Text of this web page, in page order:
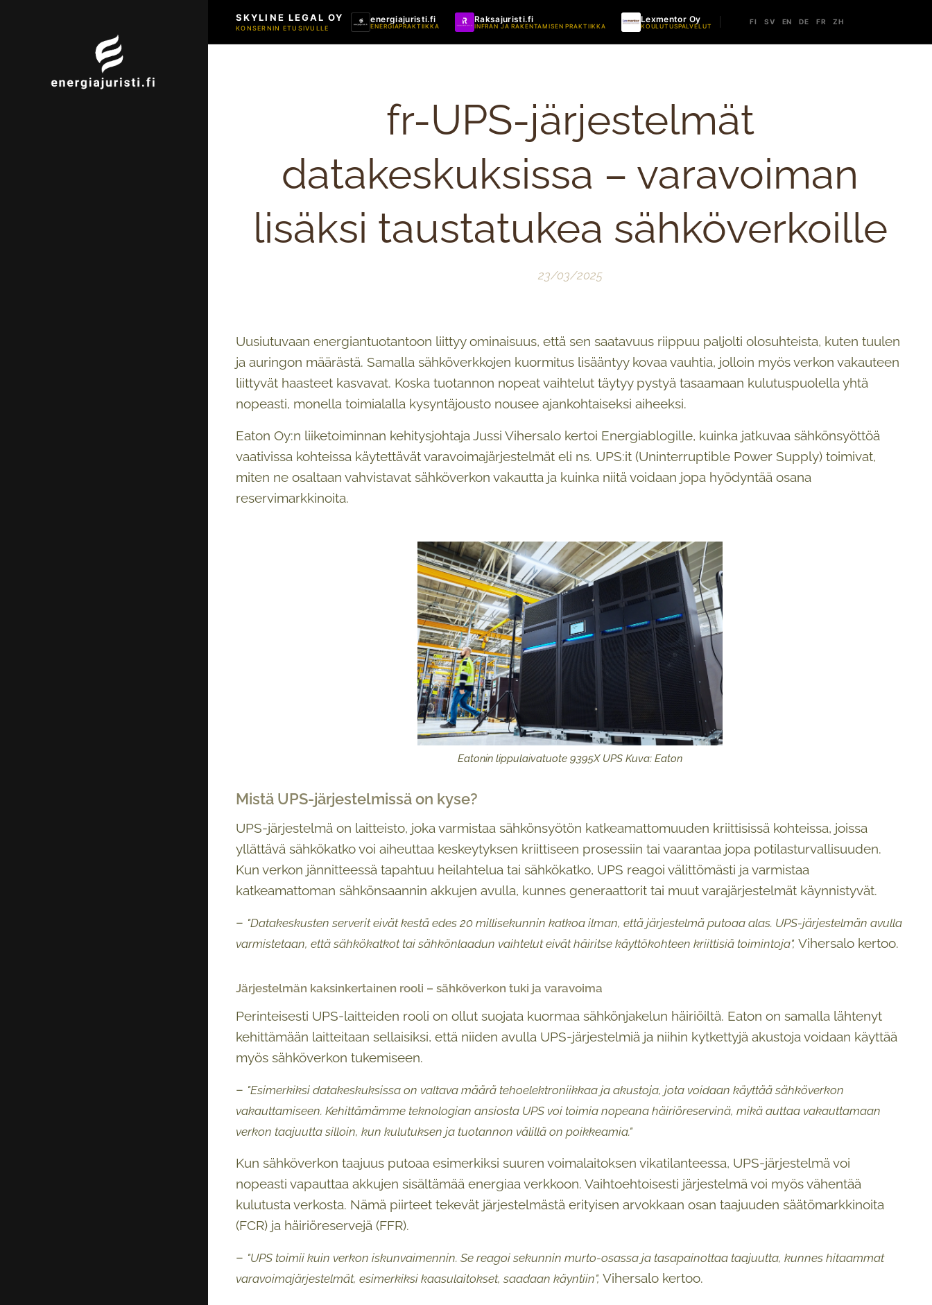
SKYLINE LEGAL OY
KONSERNIN ETUSIVULLE
energiajuristi.fi
ENERGIAPRAKTIIKKA
Raksajuristi.fi
INFRAN JA RAKENTAMISEN PRAKTIIKKA
Lexmentor Oy
KOULUTUSPALVELUT
FI SV EN DE FR ZH
fr-UPS-järjestelmät
datakeskuksissa – varavoiman
lisäksi taustatukea sähköverkoille
23/03/2025
Uusiutuvaan energiantuotantoon liittyy ominaisuus, että sen saatavuus riippuu paljolti olosuhteista, kuten tuulen
ja auringon määrästä. Samalla sähköverkkojen kuormitus lisääntyy kovaa vauhtia, jolloin myös verkon vakauteen
liittyvät haasteet kasvavat. Koska tuotannon nopeat vaihtelut täytyy pystyä tasaamaan kulutuspuolella yhtä
nopeasti, monella toimialalla kysyntäjousto nousee ajankohtaiseksi aiheeksi.
Eaton Oy:n liiketoiminnan kehitysjohtaja Jussi Vihersalo kertoi Energiablogille, kuinka jatkuvaa sähkönsyöttöä
vaativissa kohteissa käytettävät varavoimajärjestelmät eli ns. UPS:it (Uninterruptible Power Supply) toimivat,
miten ne osaltaan vahvistavat sähköverkon vakautta ja kuinka niitä voidaan jopa hyödyntää osana
reservimarkkinoita.
Eatonin lippulaivatuote 9395X UPS Kuva: Eaton
Mistä UPS-järjestelmissä on kyse?
UPS-järjestelmä on laitteisto, joka varmistaa sähkönsyötön katkeamattomuuden kriittisissä kohteissa, joissa
yllättävä sähkökatko voi aiheuttaa keskeytyksen kriittiseen prosessiin tai vaarantaa jopa potilasturvallisuuden.
Kun verkon jännitteessä tapahtuu heilahtelua tai sähkökatko, UPS reagoi välittömästi ja varmistaa
katkeamattoman sähkönsaannin akkujen avulla, kunnes generaattorit tai muut varajärjestelmät käynnistyvät.
– "Datakeskusten serverit eivät kestä edes 20 millisekunnin katkoa ilman, että järjestelmä putoaa alas. UPS-järjestelmän avulla
varmistetaan, että sähkökatkot tai sähkönlaadun vaihtelut eivät häiritse käyttökohteen kriittisiä toimintoja", Vihersalo kertoo.
Järjestelmän kaksinkertainen rooli – sähköverkon tuki ja varavoima
Perinteisesti UPS-laitteiden rooli on ollut suojata kuormaa sähkönjakelun häiriöiltä. Eaton on samalla lähtenyt
kehittämään laitteitaan sellaisiksi, että niiden avulla UPS-järjestelmiä ja niihin kytkettyjä akustoja voidaan käyttää
myös sähköverkon tukemiseen.
– "Esimerkiksi datakeskuksissa on valtava määrä tehoelektroniikkaa ja akustoja, jota voidaan käyttää sähköverkon
vakauttamiseen. Kehittämämme teknologian ansiosta UPS voi toimia nopeana häiriöreservinä, mikä auttaa vakauttamaan
verkon taajuutta silloin, kun kulutuksen ja tuotannon välillä on poikkeamia."
Kun sähköverkon taajuus putoaa esimerkiksi suuren voimalaitoksen vikatilanteessa, UPS-järjestelmä voi
nopeasti vapauttaa akkujen sisältämää energiaa verkkoon. Vaihtoehtoisesti järjestelmä voi myös vähentää
kulutusta verkosta. Nämä piirteet tekevät järjestelmästä erityisen arvokkaan osan taajuuden säätömarkkinoita
(FCR) ja häiriöreservejä (FFR).
– "UPS toimii kuin verkon iskunvaimennin. Se reagoi sekunnin murto-osassa ja tasapainottaa taajuutta, kunnes hitaammat
varavoimajärjestelmät, esimerkiksi kaasulaitokset, saadaan käyntiin", Vihersalo kertoo.